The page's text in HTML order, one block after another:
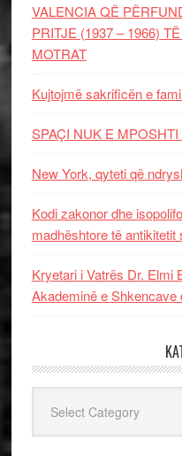
VALENCIA QË
PRITJE (1937 – 1966)
MOTRAT
Kujtojmë sakrificën e
SPAÇI NUK E
New York, qyteti që
Kodi zakonor dhe
madhështore të antikitetit
Kryetari i Vatrës Dr. Elmi
Akademinë e